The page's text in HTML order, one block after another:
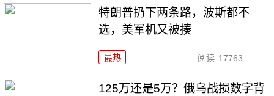
特朗普扔下两条路，波斯都不
选，美军机又被揍
最热 阅读 17763
125万还是5万？俄乌战损数字背